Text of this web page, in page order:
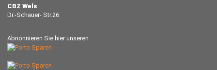
CBZ Wels
Dr.-Schauer- Str.26
Abnonnieren Sie hier unseren